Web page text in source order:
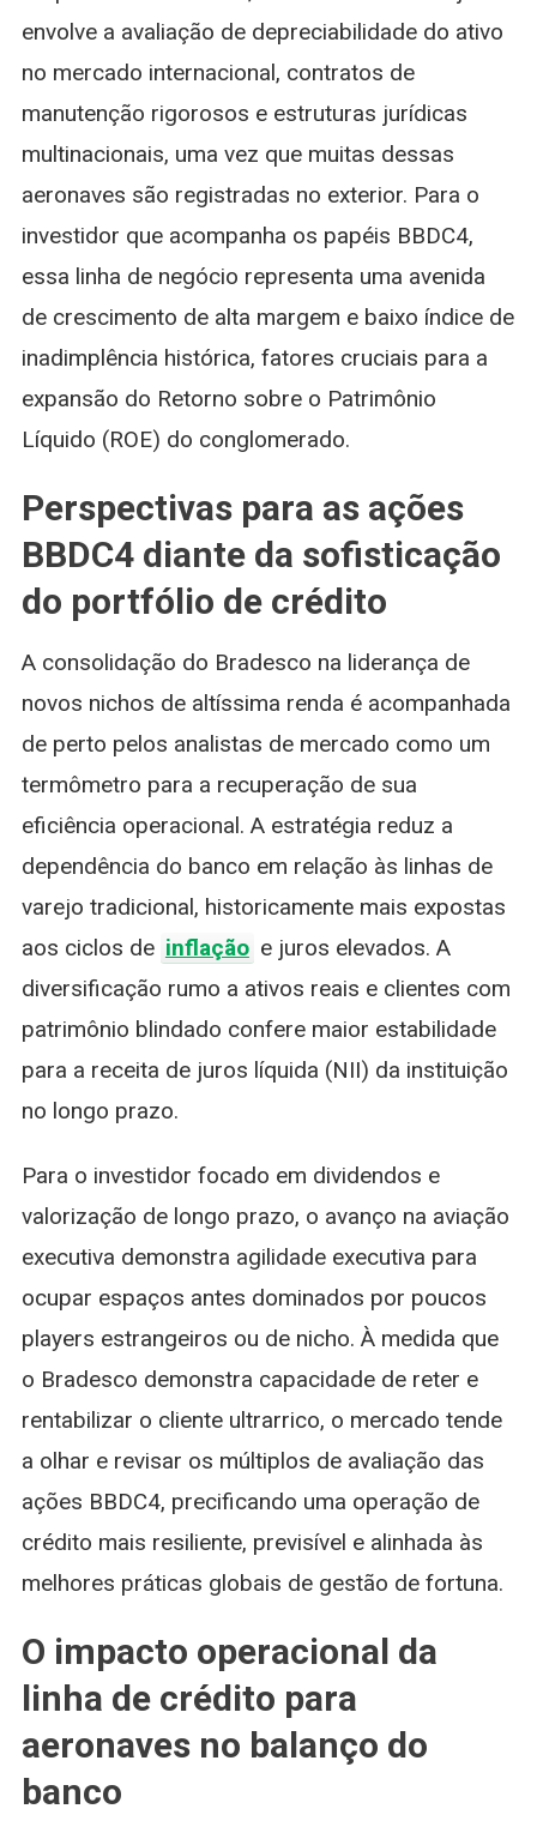
envolve a avaliação de depreciabilidade do ativo
no mercado internacional, contratos de
manutenção rigorosos e estruturas jurídicas
multinacionais, uma vez que muitas dessas
aeronaves são registradas no exterior. Para o
investidor que acompanha os papéis BBDC4,
essa linha de negócio representa uma avenida
de crescimento de alta margem e baixo índice de
inadimplência histórica, fatores cruciais para a
expansão do Retorno sobre o Patrimônio
Líquido (ROE) do conglomerado.
Perspectivas para as ações
BBDC4 diante da sofisticação
do portfólio de crédito
A consolidação do Bradesco na liderança de
novos nichos de altíssima renda é acompanhada
de perto pelos analistas de mercado como um
termômetro para a recuperação de sua
eficiência operacional. A estratégia reduz a
dependência do banco em relação às linhas de
varejo tradicional, historicamente mais expostas
aos ciclos de inflação e juros elevados. A
diversificação rumo a ativos reais e clientes com
patrimônio blindado confere maior estabilidade
para a receita de juros líquida (NII) da instituição
no longo prazo.
Para o investidor focado em dividendos e
valorização de longo prazo, o avanço na aviação
executiva demonstra agilidade executiva para
ocupar espaços antes dominados por poucos
players estrangeiros ou de nicho. À medida que
o Bradesco demonstra capacidade de reter e
rentabilizar o cliente ultrarrico, o mercado tende
a olhar e revisar os múltiplos de avaliação das
ações BBDC4, precificando uma operação de
crédito mais resiliente, previsível e alinhada às
melhores práticas globais de gestão de fortuna.
O impacto operacional da
linha de crédito para
aeronaves no balanço do
banco